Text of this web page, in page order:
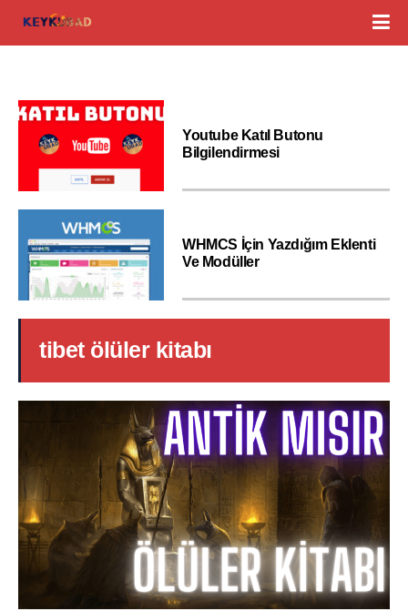
Youtube Katıl Butonu
Bilgilendirmesi
WHMCS İçin Yazdığım Eklenti
Ve Modüller
tibet ölüler kitabı